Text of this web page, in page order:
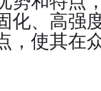
化、高强
，使其在